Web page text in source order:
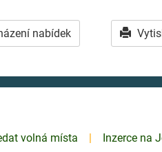
nabídek
volná místa Inzerce na